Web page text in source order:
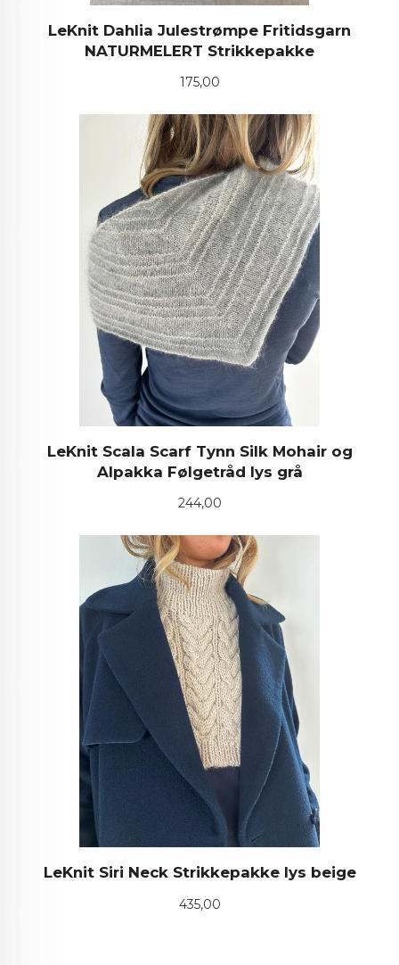
LeKnit Dahlia Julestrømpe Fritidsgarn
NATURMELERT Strikkepakke
Pris
175,00
LeKnit Scala Scarf Tynn Silk Mohair og
Alpakka Følgetråd lys grå
Pris
244,00
LeKnit Siri Neck Strikkepakke lys beige
Pris
435,00